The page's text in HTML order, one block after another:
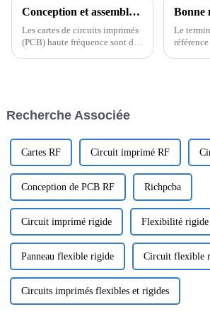
Conception et assemblage de circuits imprimés haute fréquence : matériaux clés
Les cartes de circuits imprimés
(PCB) haute fréquence sont des
communication sans fil et le
vitesse.
Le
Recherche Associée
Cartes RF Circuit imprimé RF
Conception de PCB RF Richpcba
Circuit imprimé rigide Flexibilité rigide
Panneau flexible rigide Circuit flexible
Circuits imprimés flexibles et rigides